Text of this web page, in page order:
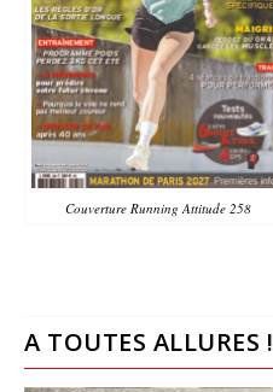
Couverture Running Attitude 258
A TOUTES ALLURES !